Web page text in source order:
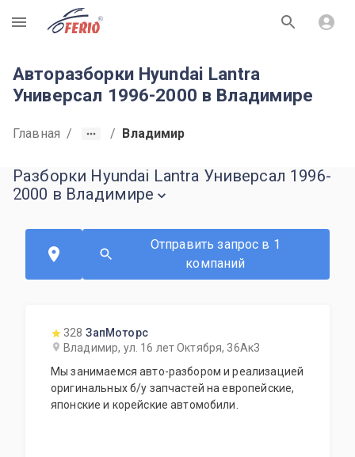
R
Авторазборки Hyundai Lantra
Универсал 1996-2000 в Владимире
Главная / / Владимир
Разборки Hyundai Lantra Универсал 1996-
2000 в Владимире
Отправить запрос в 1
компаний
328 ЗапМоторс
Владимир, ул. 16 лет Октября, 36Ак3
Мы занимаемся авто-разбором и реализацией
оригинальных б/у запчастей на европейские,
японские и корейские автомобили.